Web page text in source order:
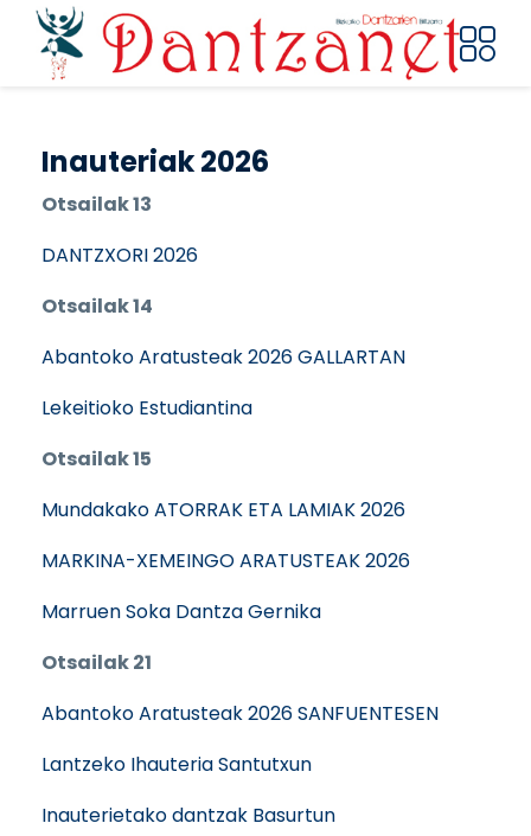
Pasar al contenido principal
Inauteriak 2026
Otsailak 13
DANTZXORI 2026
Otsailak 14
Abantoko Aratusteak 2026 GALLARTAN
Lekeitioko Estudiantina
Otsailak 15
Mundakako ATORRAK ETA LAMIAK 2026
MARKINA-XEMEINGO ARATUSTEAK 2026
Marruen Soka Dantza Gernika
Otsailak 21
Abantoko Aratusteak 2026 SANFUENTESEN
Lantzeko Ihauteria Santutxun
Inauterietako dantzak Basurtun